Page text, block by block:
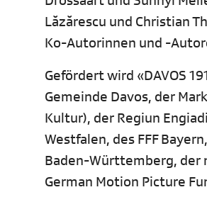
Lăzărescu und Christian
Ko-Autorinnen und -
Gefördert wird «DAVOS
Gemeinde Davos, der
Kultur), der Regiun
Westfalen, des FFF
Baden-Württemberg, der
German Motion Picture